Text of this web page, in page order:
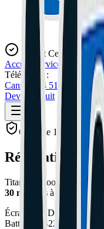
Expert Certifié
Accueil
Services
Téléphone :
Cannes: 04 51 26 27 50
Devis Gratuit
Garantie 1 an - Pièces
Réparation
Titanium, zoom 5x,
30 minutes à Cannes et
Écran OLED 6.7 pouces
Batterie (4422 mAh) : 79€